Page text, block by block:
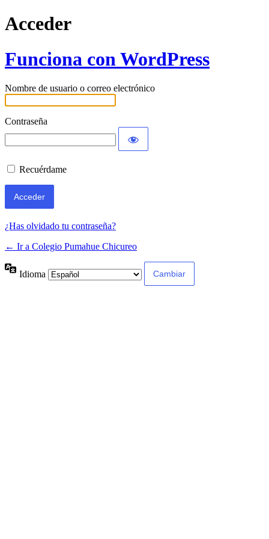
Acceder
Funciona con WordPress
Nombre de usuario o correo electrónico
Contraseña
Recuérdame
¿Has olvidado tu contraseña?
← Ir a Colegio Pumahue Chicureo
Idioma